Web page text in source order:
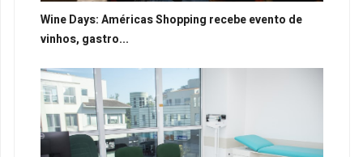
Wine Days: Américas Shopping recebe evento de
vinhos, gastro...